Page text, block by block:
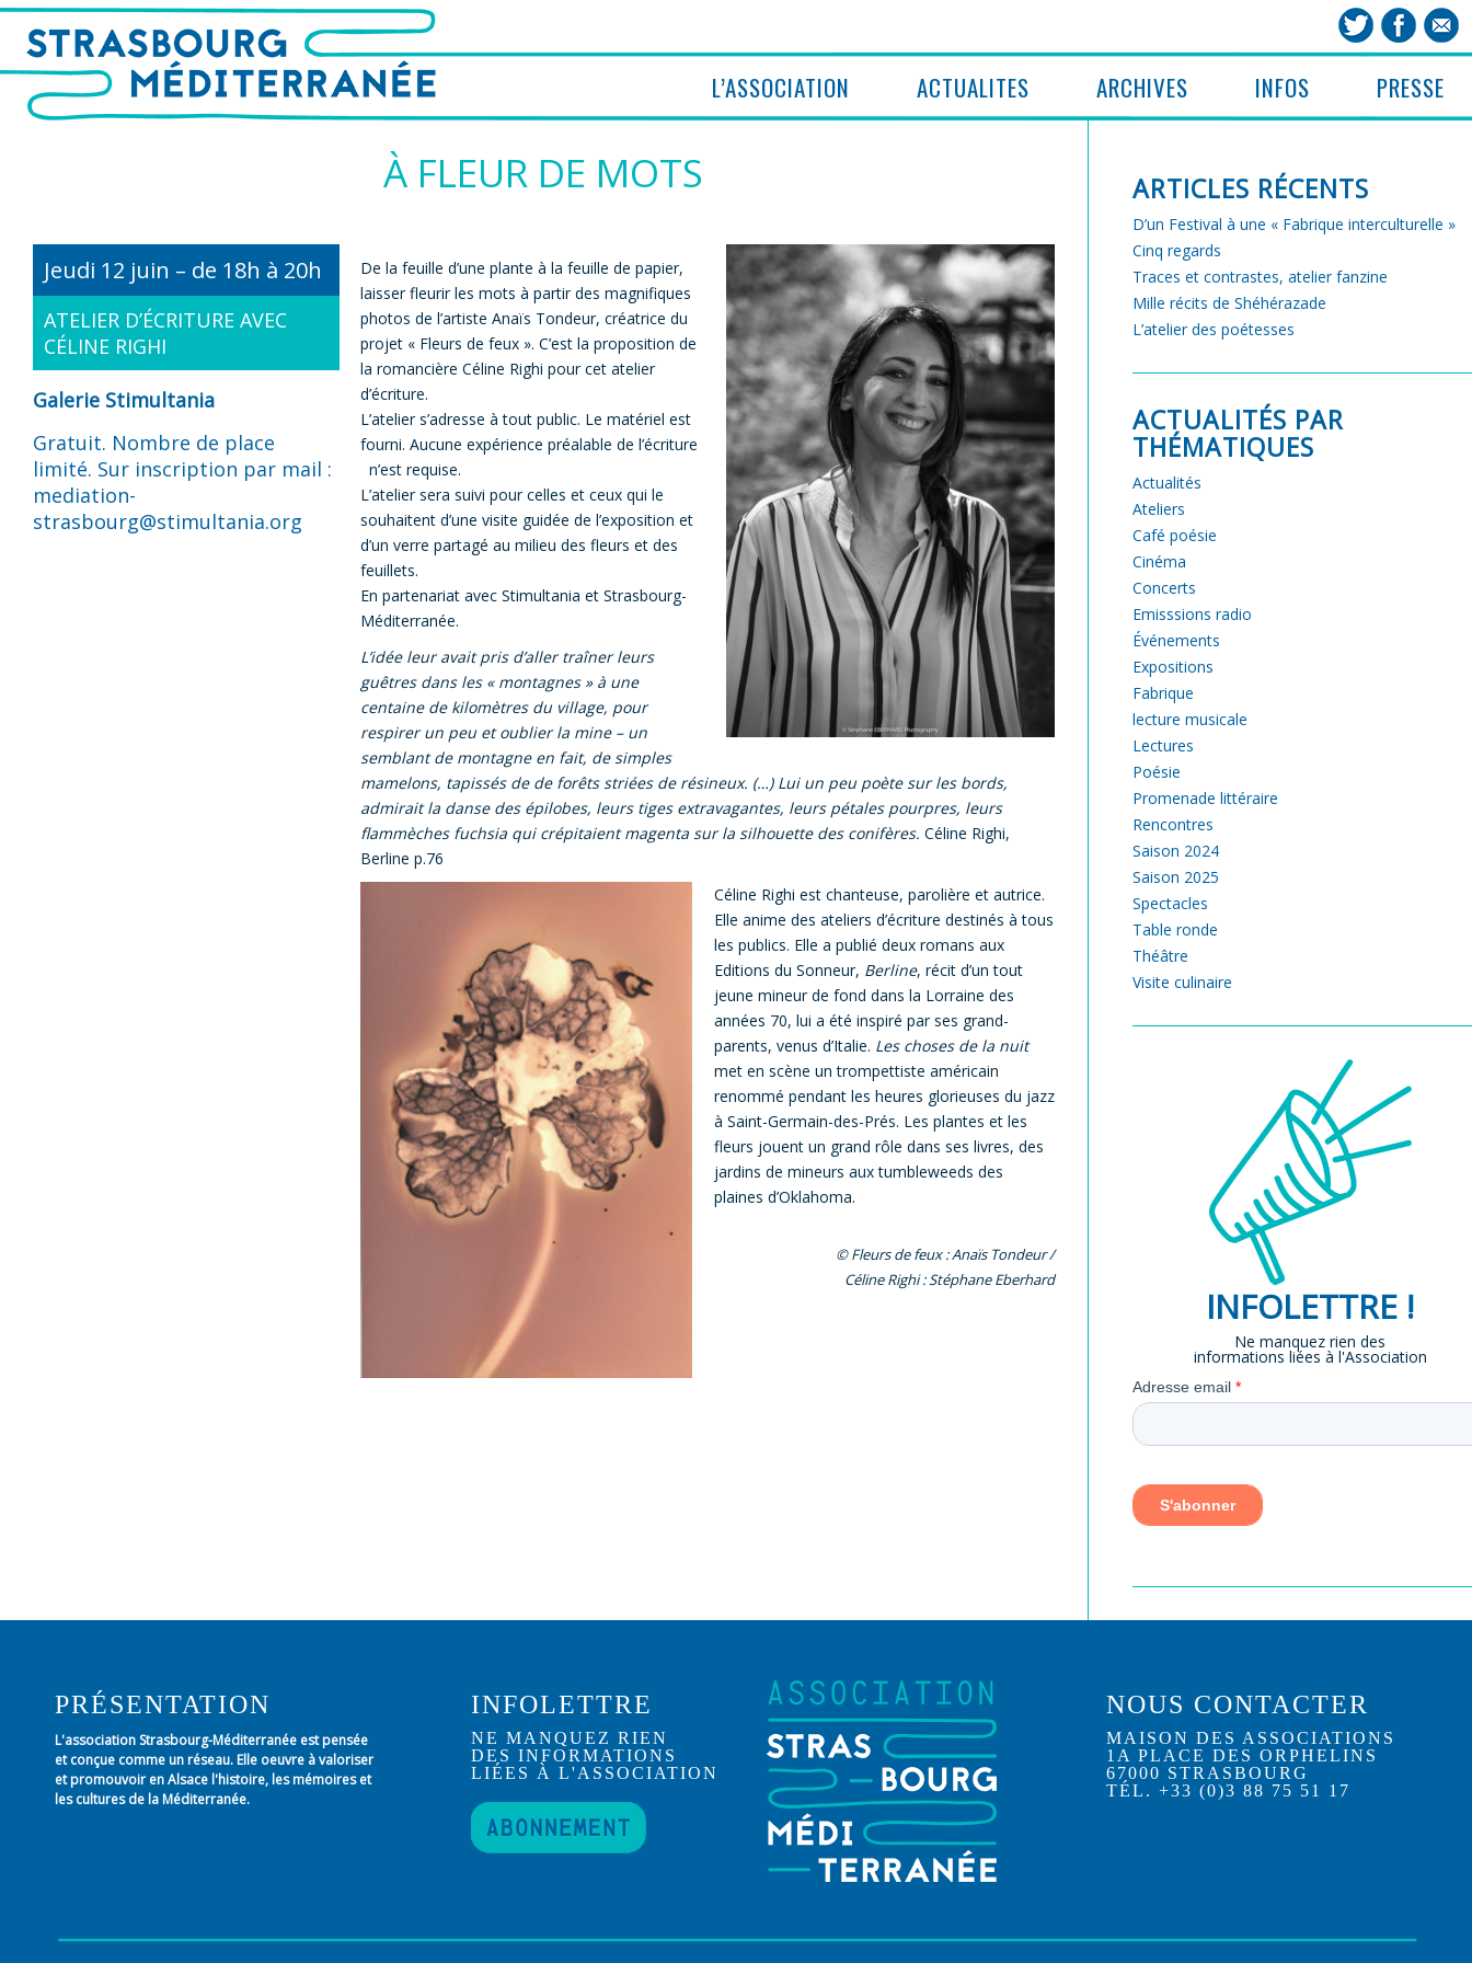
L’ASSOCIATION ACTUALITES ARCHIVES INFOS PRESSE
À FLEUR DE MOTS
Jeudi 12 juin – de 18h à 20h
ATELIER D’ÉCRITURE AVEC
CÉLINE RIGHI
Galerie Stimultania
Gratuit. Nombre de place
limité. Sur inscription par mail :
mediation-
strasbourg@stimultania.org
De la feuille d’une plante à la feuille de papier,
laisser fleurir les mots à partir des magnifiques
photos de l’artiste Anaïs Tondeur, créatrice du
projet « Fleurs de feux ». C’est la proposition de
la romancière Céline Righi pour cet atelier
d’écriture.
L’atelier s’adresse à tout public. Le matériel est
fourni. Aucune expérience préalable de l’écriture
n’est requise.
L’atelier sera suivi pour celles et ceux qui le
souhaitent d’une visite guidée de l’exposition et
d’un verre partagé au milieu des fleurs et des
feuillets.
En partenariat avec Stimultania et Strasbourg-
Méditerranée.
L’idée leur avait pris d’aller traîner leurs
guêtres dans les « montagnes » à une
centaine de kilomètres du village, pour
respirer un peu et oublier la mine – un
semblant de montagne en fait, de simples
mamelons, tapissés de de forêts striées de résineux. (…) Lui un peu poète sur les bords,
admirait la danse des épilobes, leurs tiges extravagantes, leurs pétales pourpres, leurs
flammèches fuchsia qui crépitaient magenta sur la silhouette des conifères. Céline Righi,
Berline p.76
Céline Righi est chanteuse, parolière et autrice.
Elle anime des ateliers d’écriture destinés à tous
les publics. Elle a publié deux romans aux
Editions du Sonneur, Berline, récit d’un tout
jeune mineur de fond dans la Lorraine des
années 70, lui a été inspiré par ses grand-
parents, venus d’Italie. Les choses de la nuit
met en scène un trompettiste américain
renommé pendant les heures glorieuses du jazz
à Saint-Germain-des-Prés. Les plantes et les
fleurs jouent un grand rôle dans ses livres, des
jardins de mineurs aux tumbleweeds des
plaines d’Oklahoma.
© Fleurs de feux : Anaïs Tondeur /
Céline Righi : Stéphane Eberhard
ARTICLES RÉCENTS
D’un Festival à une « Fabrique interculturelle »
Cinq regards
Traces et contrastes, atelier fanzine
Mille récits de Shéhérazade
L’atelier des poétesses
ACTUALITÉS PAR
THÉMATIQUES
Actualités
Ateliers
Café poésie
Cinéma
Concerts
Emisssions radio
Événements
Expositions
Fabrique
lecture musicale
Lectures
Poésie
Promenade littéraire
Rencontres
Saison 2024
Saison 2025
Spectacles
Table ronde
Théâtre
Visite culinaire
INFOLETTRE !
Ne manquez rien des
informations liées à l'Association
PRÉSENTATION
L'association Strasbourg-Méditerranée est pensée
et conçue comme un réseau. Elle oeuvre à valoriser
et promouvoir en Alsace l'histoire, les mémoires et
les cultures de la Méditerranée.
INFOLETTRE
NE MANQUEZ RIEN
DES INFORMATIONS
LIÉES À L'ASSOCIATION
NOUS CONTACTER
MAISON DES ASSOCIATIONS
1A PLACE DES ORPHELINS
67000 STRASBOURG
TÉL. +33 (0)3 88 75 51 17